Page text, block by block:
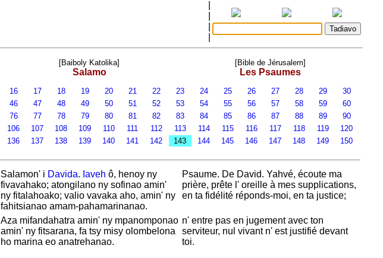
[Baiboly Katolika]
Salamo
[Bible de Jérusalem]
Les Psaumes
16 17 18 19 20 21 22 23 24 25 26 27 28 29
30
46 47 48 49 50 51 52 53 54 55 56 57 58 59
60
76 77 78 79 80 81 82 83 84 85 86 87 88 89
90
106 107 108 109 110 111 112 113 114 115 116 117 118 119
120
136 137 138 139 140 141 142 143 144 145 146 147 148 149 150
Salamon' i Davida. Iaveh ô, henoy ny
fivavahako; atongilano ny sofinao amin'
ny fitalahoako; valio vavaka aho, amin' ny
fahitsianao amam-pahamarinanao.
Psaume. De David. Yahvé, écoute ma
prière, prête l' oreille à mes supplications,
en ta fidélité réponds-moi, en ta justice;
Aza mifandahatra amin' ny mpanomponao
amin' ny fitsarana, fa tsy misy olombelona
ho marina eo anatrehanao.
n' entre pas en jugement avec ton
serviteur, nul vivant n' est justifié devant
toi.